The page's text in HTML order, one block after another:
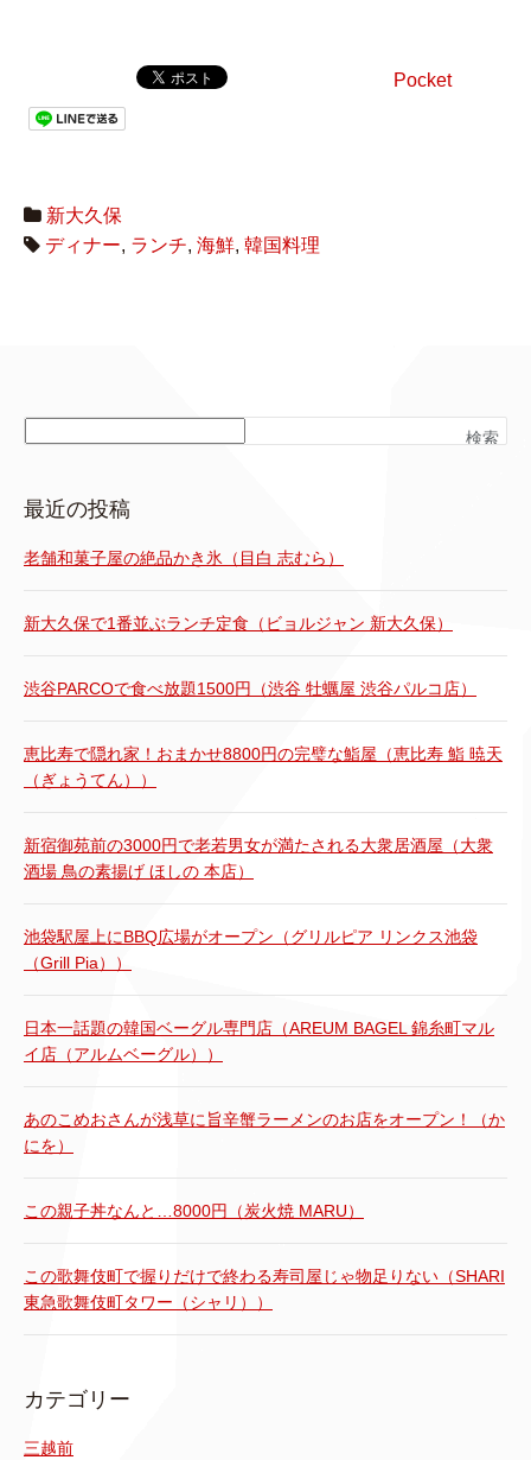
Pocket
新大久保
ディナー, ランチ, 海鮮, 韓国料理
検索
最近の投稿
老舗和菓子屋の絶品かき氷（目白 志むら）
新大久保で1番並ぶランチ定食（ビョルジャン 新大久保）
渋谷PARCOで食べ放題1500円（渋谷 牡蠣屋 渋谷パルコ店）
恵比寿で隠れ家！おまかせ8800円の完璧な鮨屋（恵比寿 鮨 暁天
（ぎょうてん））
新宿御苑前の3000円で老若男女が満たされる大衆居酒屋（大衆
酒場 鳥の素揚げ ほしの 本店）
池袋駅屋上にBBQ広場がオープン（グリルピア リンクス池袋
（Grill Pia））
日本一話題の韓国ベーグル専門店（AREUM BAGEL 錦糸町マル
イ店（アルムベーグル））
あのこめおさんが浅草に旨辛蟹ラーメンのお店をオープン！（か
にを）
この親子丼なんと…8000円（炭火焼 MARU）
この歌舞伎町で握りだけで終わる寿司屋じゃ物足りない（SHARI
東急歌舞伎町タワー（シャリ））
カテゴリー
三越前